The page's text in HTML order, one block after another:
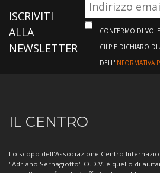
ISCRIVITI
ALLA
NEWSLETTER
CONFERMO DI
CILP E DICHIARO DI
DELL'INFORMATIVA
Informazioni
sul
Centro
IL CENTRO
Lo scopo dell'Associazione Centro
"Adriano Sernagiotto" O.D.V. è quello di